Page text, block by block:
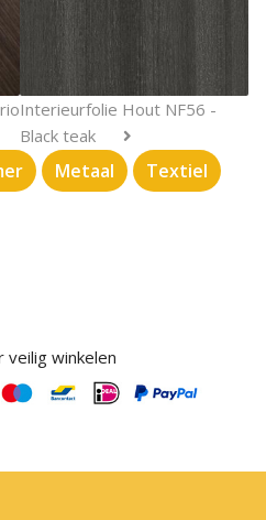
Interieurfolie Hout NF56 -
Black teak
Metaal Textiel
veilig winkelen